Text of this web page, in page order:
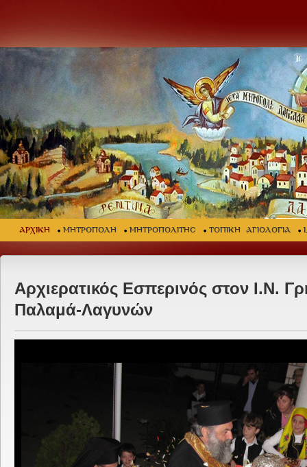
ΑΡΧΙΚΗ ΜΗΤΡΟΠΟΛΗ ΜΗΤΡΟΠΟΛΙΤΗΣ ΤΟΠΙΚΗ ΑΓΙΟΛΟΓΙΑ
Αρχιερατικός Εσπερινός στον Ι.Ν.
Παλαμά-Λαγυνών